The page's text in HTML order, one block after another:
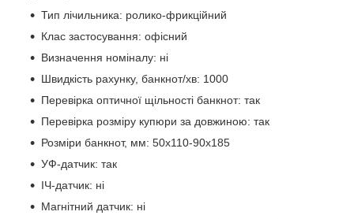
Тип лічильника: ролико-фрикційний
Клас застосування: офісний
Визначення номіналу: ні
Швидкість рахунку, банкнот/хв: 1000
Перевірка оптичної щільності банкнот: так
Перевірка розміру купюри за довжиною: так
Розміри банкнот, мм: 50x110-90x185
УФ-датчик: так
ІЧ-датчик: ні
Магнітний датчик: ні